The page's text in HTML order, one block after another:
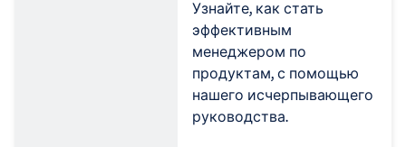
Узнайте, как стать
эффективным
менеджером по
продуктам, с помощью
нашего исчерпывающего
руководства.